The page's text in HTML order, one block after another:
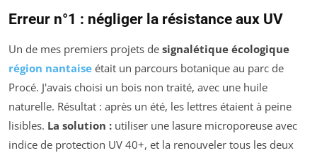
Erreur n°1 : négliger la résistance aux UV
Un de mes premiers projets de signalétique écologique
région nantaise était un parcours botanique au parc de
Procé. J'avais choisi un bois non traité, avec une huile
naturelle. Résultat : après un été, les lettres étaient à peine
lisibles. La solution : utiliser une lasure microporeuse avec
indice de protection UV 40+, et la renouveler tous les deux